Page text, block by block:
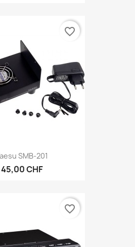
SMB-201
45,00 CHF
favorite_border
favorite_border